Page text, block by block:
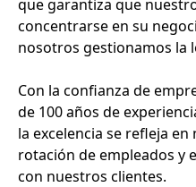
que garantiza que
concentrarse en su
nosotros gestionamos la
Con la confianza de
de 100 años de
la excelencia se refleja
rotación de empleados y
con nuestros clientes.